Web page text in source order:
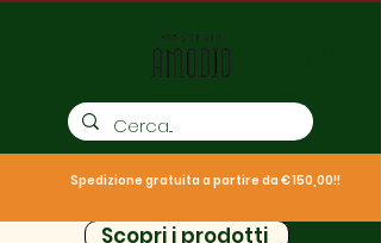
Spedizione gratuita a partire da € 150,00!!
Scopri i prodotti